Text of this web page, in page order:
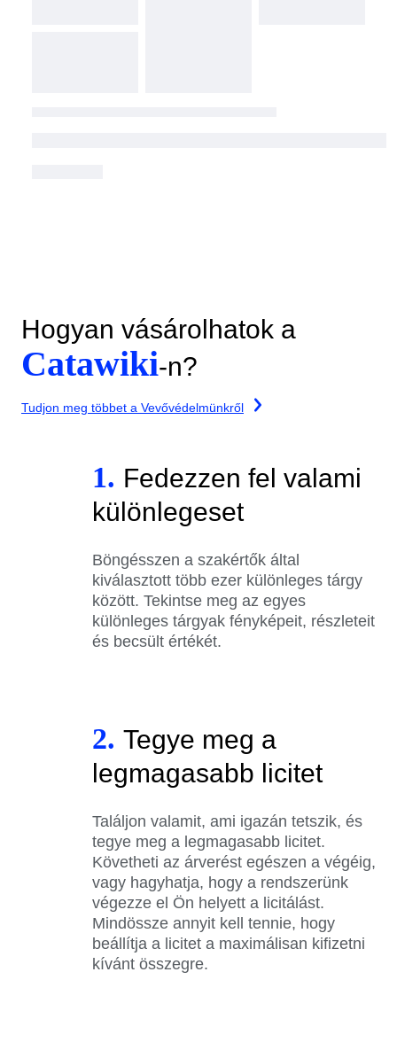
Hogyan vásárolhatok a
Catawiki-n?
Tudjon meg többet a Vevővédelmünkről
1. Fedezzen fel valami
különlegeset
Böngésszen a szakértők által
kiválasztott több ezer különleges tárgy
között. Tekintse meg az egyes
különleges tárgyak fényképeit, részleteit
és becsült értékét.
2. Tegye meg a
legmagasabb licitet
Találjon valamit, ami igazán tetszik, és
tegye meg a legmagasabb licitet.
Követheti az árverést egészen a végéig,
vagy hagyhatja, hogy a rendszerünk
végezze el Ön helyett a licitálást.
Mindössze annyit kell tennie, hogy
beállítja a licitet a maximálisan kifizetni
kívánt összegre.